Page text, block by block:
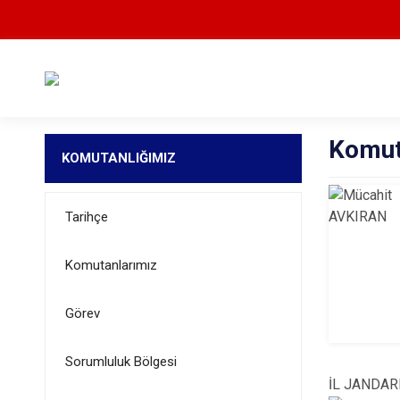
KOMUTANLIĞIMIZ
Tarihçe
Komutanlarımız
Görev
Sorumluluk Bölgesi
İL